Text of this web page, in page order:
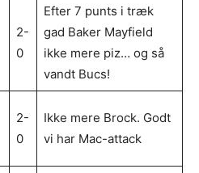
2-
0
Efter 7 punts i træk
gad Baker Mayfield
ikke mere piz… og så
vandt Bucs!
2-
0
Ikke mere Brock. Godt
vi har Mac-attack